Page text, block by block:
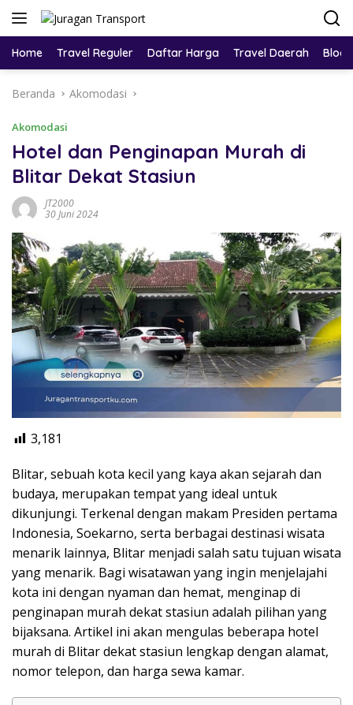
Home Travel Reguler Daftar Harga Travel Daerah Blog
Beranda Akomodasi
Akomodasi
Hotel dan Penginapan Murah di
Blitar Dekat Stasiun
JT2000
30 Juni 2024
3,181
Blitar, sebuah kota kecil yang kaya akan sejarah dan
budaya, merupakan tempat yang ideal untuk
dikunjungi. Terkenal dengan makam Presiden pertama
Indonesia, Soekarno, serta berbagai destinasi wisata
menarik lainnya, Blitar menjadi salah satu tujuan wisata
yang menarik. Bagi wisatawan yang ingin menjelajahi
kota ini dengan nyaman dan hemat, menginap di
penginapan murah dekat stasiun adalah pilihan yang
bijaksana. Artikel ini akan mengulas beberapa hotel
murah di Blitar dekat stasiun lengkap dengan alamat,
nomor telepon, dan harga sewa kamar.